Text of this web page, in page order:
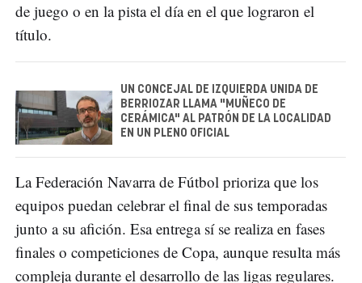
de juego o en la pista el día en el que lograron el
título.
UN CONCEJAL DE IZQUIERDA UNIDA DE
BERRIOZAR LLAMA "MUÑECO DE
CERÁMICA" AL PATRÓN DE LA LOCALIDAD
EN UN PLENO OFICIAL
La Federación Navarra de Fútbol prioriza que los
equipos puedan celebrar el final de sus temporadas
junto a su afición. Esa entrega sí se realiza en fases
finales o competiciones de Copa, aunque resulta más
compleja durante el desarrollo de las ligas regulares.